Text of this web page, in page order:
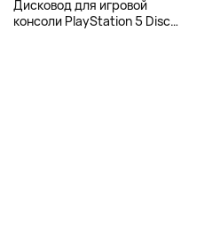
Дисковод для игровой
консоли PlayStation 5 Disc